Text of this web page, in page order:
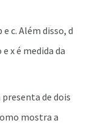
c. Além disso, d
x é medida da
de dois
mostra a